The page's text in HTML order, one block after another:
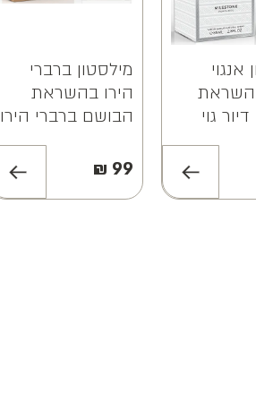
אנגוי
גוי
Milestone
מילסטון ברברי
הירו בהשראת
הבושם ברברי הירו
א.ד.פ Milestone
Bravery Hero
99
₪